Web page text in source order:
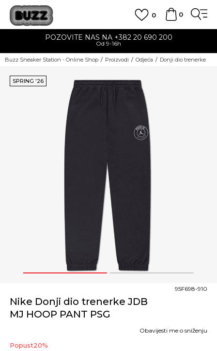
0
0
POZOVITE NAS NA +382 20 690 200
Od 9-16h
Buzz Sneaker Station - Online Shop Proizvodi Odjeća Donji dio trenerke
1 2
SPRING '26
Nike Donji dio trenerke JDB
MJ HOOP PANT PSG
95F698-910
Popust20%
Obavijesti me o sniženju